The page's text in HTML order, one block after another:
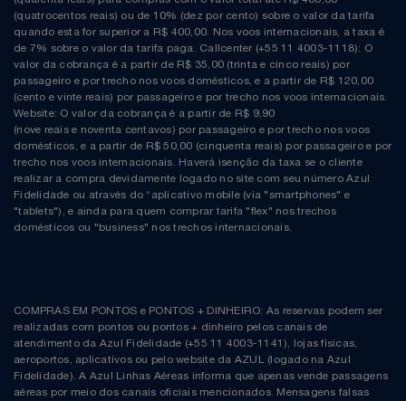
(quatrocentos reais) ou de 10% (dez por cento) sobre o valor da tarifa
quando esta for superior a R$ 400,00. Nos voos internacionais, a taxa é
de 7% sobre o valor da tarifa paga. Callcenter (+55 11 4003-1118): O
valor da cobrança é a partir de R$ 35,00 (trinta e cinco reais) por
passageiro e por trecho nos voos domésticos, e a partir de R$ 120,00
(cento e vinte reais) por passageiro e por trecho nos voos internacionais.
Website: O valor da cobrança é a partir de R$ 9,90
(nove reais e noventa centavos) por passageiro e por trecho nos voos
domésticos, e a partir de R$ 50,00 (cinquenta reais) por passageiro e por
trecho nos voos internacionais. Haverá isenção da taxa se o cliente
realizar a compra devidamente logado no site com seu número Azul
Fidelidade ou através do “aplicativo mobile (via "smartphones" e
"tablets"), e ainda para quem comprar tarifa "flex" nos trechos
domésticos ou "business" nos trechos internacionais.
COMPRAS EM PONTOS e PONTOS + DINHEIRO: As reservas podem ser
realizadas com pontos ou pontos + dinheiro pelos canais de
atendimento da Azul Fidelidade (+55 11 4003-1141), lojas físicas,
aeroportos, aplicativos ou pelo website da AZUL (logado na Azul
Fidelidade). A Azul Linhas Aéreas informa que apenas vende passagens
aéreas por meio dos canais oficiais mencionados. Mensagens falsas